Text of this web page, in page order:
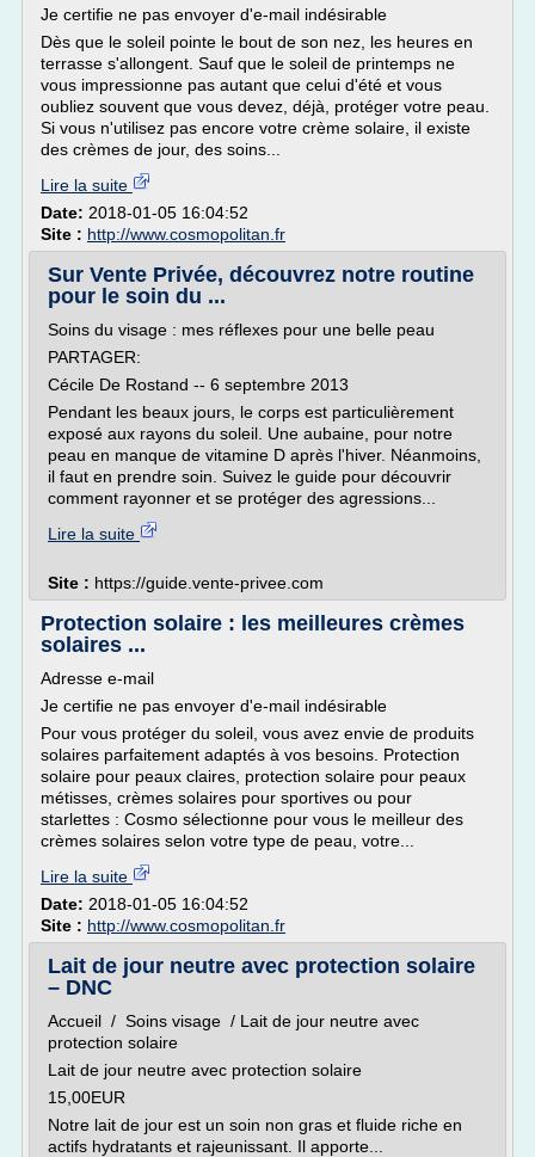
Je certifie ne pas envoyer d'e-mail indésirable
Dès que le soleil pointe le bout de son nez, les heures en
terrasse s'allongent. Sauf que le soleil de printemps ne
vous impressionne pas autant que celui d'été et vous
oubliez souvent que vous devez, déjà, protéger votre peau.
Si vous n'utilisez pas encore votre crème solaire, il existe
des crèmes de jour, des soins...
Lire la suite
Date: 2018-01-05 16:04:52
Site : http://www.cosmopolitan.fr
Sur Vente Privée, découvrez notre routine
pour le soin du ...
Soins du visage : mes réflexes pour une belle peau
PARTAGER:
Cécile De Rostand -- 6 septembre 2013
Pendant les beaux jours, le corps est particulièrement
exposé aux rayons du soleil. Une aubaine, pour notre
peau en manque de vitamine D après l'hiver. Néanmoins,
il faut en prendre soin. Suivez le guide pour découvrir
comment rayonner et se protéger des agressions...
Lire la suite
Site : https://guide.vente-privee.com
Protection solaire : les meilleures crèmes
solaires ...
Adresse e-mail
Je certifie ne pas envoyer d'e-mail indésirable
Pour vous protéger du soleil, vous avez envie de produits
solaires parfaitement adaptés à vos besoins. Protection
solaire pour peaux claires, protection solaire pour peaux
métisses, crèmes solaires pour sportives ou pour
starlettes : Cosmo sélectionne pour vous le meilleur des
crèmes solaires selon votre type de peau, votre...
Lire la suite
Date: 2018-01-05 16:04:52
Site : http://www.cosmopolitan.fr
Lait de jour neutre avec protection solaire
– DNC
Accueil / Soins visage / Lait de jour neutre avec
protection solaire
Lait de jour neutre avec protection solaire
15,00EUR
Notre lait de jour est un soin non gras et fluide riche en
actifs hydratants et rajeunissant. Il apporte...